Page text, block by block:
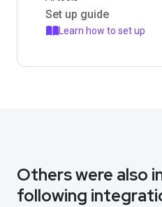
Set up guide
Learn how to set up
Others were also
following